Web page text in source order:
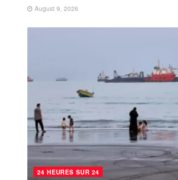
August 9, 2026
24 HEURES SUR 24